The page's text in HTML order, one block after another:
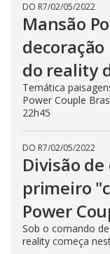
DO R7/02/05/2022
Mansão
do reality
Temática
Power Couple
22h45
DO R7/02/05/2022
Divisão
primeiro
Power
Sob o comando
reality começa